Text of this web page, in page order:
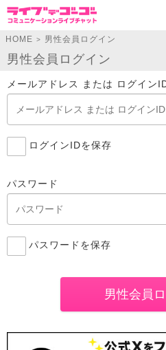
HOME > 男性会員ログイン
男性会員ログイン
メールアドレス または ログイン
ログインIDを保存
パスワード
パスワードを保存